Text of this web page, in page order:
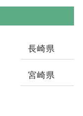
長崎県
宮崎県